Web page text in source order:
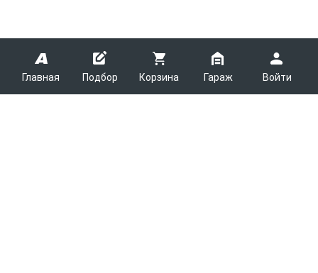
Главная Подбор Корзина Гараж Войти